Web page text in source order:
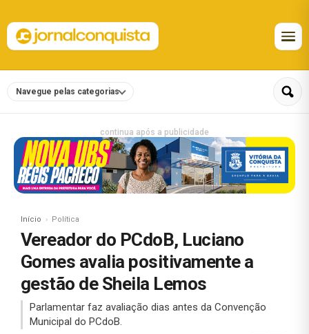
Navegue pelas categorias
continua após a publicidade
Início Política
Vereador do PCdoB, Luciano
Gomes avalia positivamente a
gestão de Sheila Lemos
Parlamentar faz avaliação dias antes da Convenção
Municipal do PCdoB.